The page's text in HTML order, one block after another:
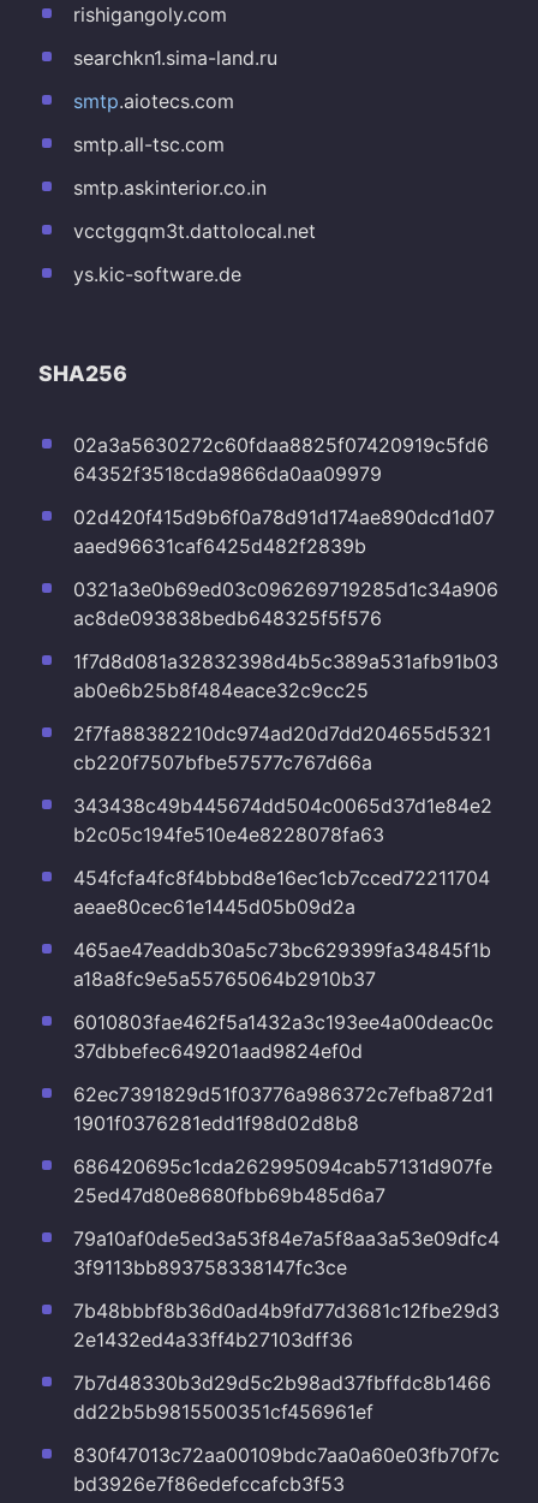
rishigangoly.com
searchkn1.sima-land.ru
smtp.aiotecs.com
smtp.all-tsc.com
smtp.askinterior.co.in
vcctggqm3t.dattolocal.net
ys.kic-software.de
SHA256
02a3a5630272c60fdaa8825f07420919c5fd6
64352f3518cda9866da0aa09979
02d420f415d9b6f0a78d91d174ae890dcd1d07
aaed96631caf6425d482f2839b
0321a3e0b69ed03c096269719285d1c34a906
ac8de093838bedb648325f5f576
1f7d8d081a32832398d4b5c389a531afb91b03
ab0e6b25b8f484eace32c9cc25
2f7fa88382210dc974ad20d7dd204655d5321
cb220f7507bfbe57577c767d66a
343438c49b445674dd504c0065d37d1e84e2
b2c05c194fe510e4e8228078fa63
454fcfa4fc8f4bbbd8e16ec1cb7cced72211704
aeae80cec61e1445d05b09d2a
465ae47eaddb30a5c73bc629399fa34845f1b
a18a8fc9e5a55765064b2910b37
6010803fae462f5a1432a3c193ee4a00deac0c
37dbbefec649201aad9824ef0d
62ec7391829d51f03776a986372c7efba872d1
1901f0376281edd1f98d02d8b8
686420695c1cda262995094cab57131d907fe
25ed47d80e8680fbb69b485d6a7
79a10af0de5ed3a53f84e7a5f8aa3a53e09dfc4
3f9113bb893758338147fc3ce
7b48bbbf8b36d0ad4b9fd77d3681c12fbe29d3
2e1432ed4a33ff4b27103dff36
7b7d48330b3d29d5c2b98ad37fbffdc8b1466
dd22b5b9815500351cf456961ef
830f47013c72aa00109bdc7aa0a60e03fb70f7c
bd3926e7f86edefccafcb3f53